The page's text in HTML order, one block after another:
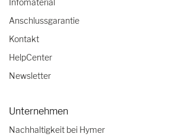
Anschlussgarantie
Kontakt
HelpCenter
Newsletter
Unternehmen
Nachhaltigkeit bei Hymer